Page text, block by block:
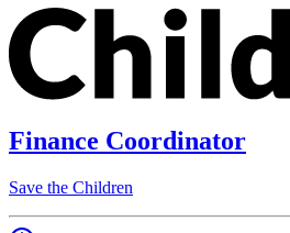
Finance Coordinator
Save the Children